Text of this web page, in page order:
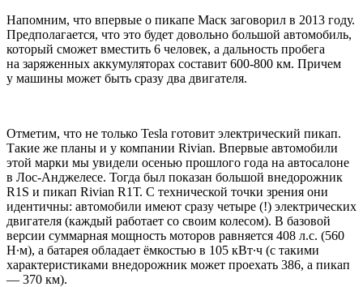
Напомним, что впервые о пикапе Маск заговорил в 2013 году.
Предполагается, что это будет довольно большой автомобиль,
который сможет вместить 6 человек, а дальность пробега
на заряженных аккумуляторах составит 600-800 км. Причем
у машины может быть сразу два двигателя.
Отметим, что не только Tesla готовит электрический пикап.
Такие же планы и у компании Rivian. Впервые автомобили
этой марки мы увидели осенью прошлого года на автосалоне
в Лос-Анджелесе. Тогда был показан большой внедорожник
R1S и пикап Rivian R1Т. С технической точки зрения они
идентичны: автомобили имеют сразу четыре (!) электрических
двигателя (каждый работает со своим колесом). В базовой
версии суммарная мощность моторов равняется 408 л.с. (560
Н∙м), а батарея обладает ёмкостью в 105 кВт∙ч (с такими
характеристиками внедорожник может проехать 386, а пикап
— 370 км).